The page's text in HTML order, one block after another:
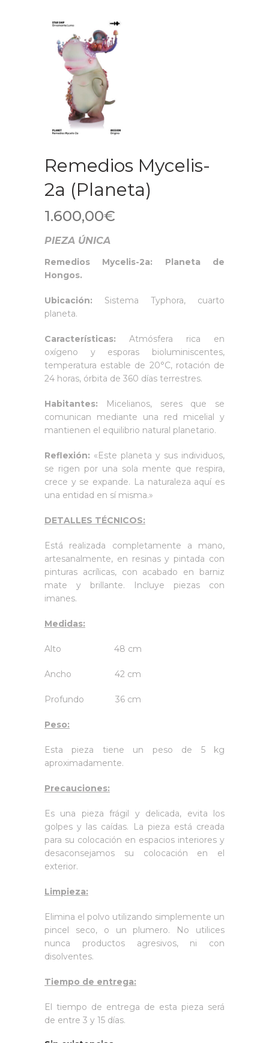
Remedios Mycelis-
2a (Planeta)
1.600,00€
PIEZA ÚNICA
Remedios Mycelis-2a: Planeta de
Hongos.
Ubicación: Sistema Typhora, cuarto
planeta.
Características: Atmósfera rica en
oxígeno y esporas bioluminiscentes,
temperatura estable de 20°C, rotación de
24 horas, órbita de 360 días terrestres.
Habitantes: Micelianos, seres que se
comunican mediante una red micelial y
mantienen el equilibrio natural planetario.
Reflexión: «Este planeta y sus individuos,
se rigen por una sola mente que respira,
crece y se expande. La naturaleza aquí es
una entidad en sí misma.»
DETALLES TÉCNICOS:
Está realizada completamente a mano,
artesanalmente, en resinas y pintada con
pinturas acrílicas, con acabado en barniz
mate y brillante. Incluye piezas con
imanes.
Medidas:
Alto 48 cm
Ancho 42 cm
Profundo 36 cm
Peso:
Esta pieza tiene un peso de 5 kg
aproximadamente.
Precauciones:
Es una pieza frágil y delicada, evita los
golpes y las caídas. La pieza está creada
para su colocación en espacios interiores y
desaconsejamos su colocación en el
exterior.
Limpieza:
Elimina el polvo utilizando simplemente un
pincel seco, o un plumero. No utilices
nunca productos agresivos, ni con
disolventes.
Tiempo de entrega:
El tiempo de entrega de esta pieza será
de entre 3 y 15 días.